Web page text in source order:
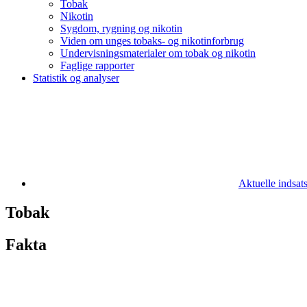
Tobak
Nikotin
Sygdom, rygning og nikotin
Viden om unges tobaks- og nikotinforbrug
Undervisningsmaterialer om tobak og nikotin
Faglige rapporter
Statistik og analyser
Aktuelle
Tobak
Fakta